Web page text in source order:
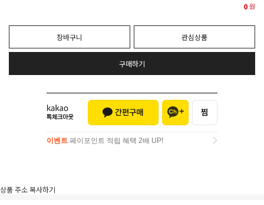
0원
장바구니 관심상품
구매하기
이벤트 페이포인트 적립 혜택 2배 UP!
상품 주소 복사하기